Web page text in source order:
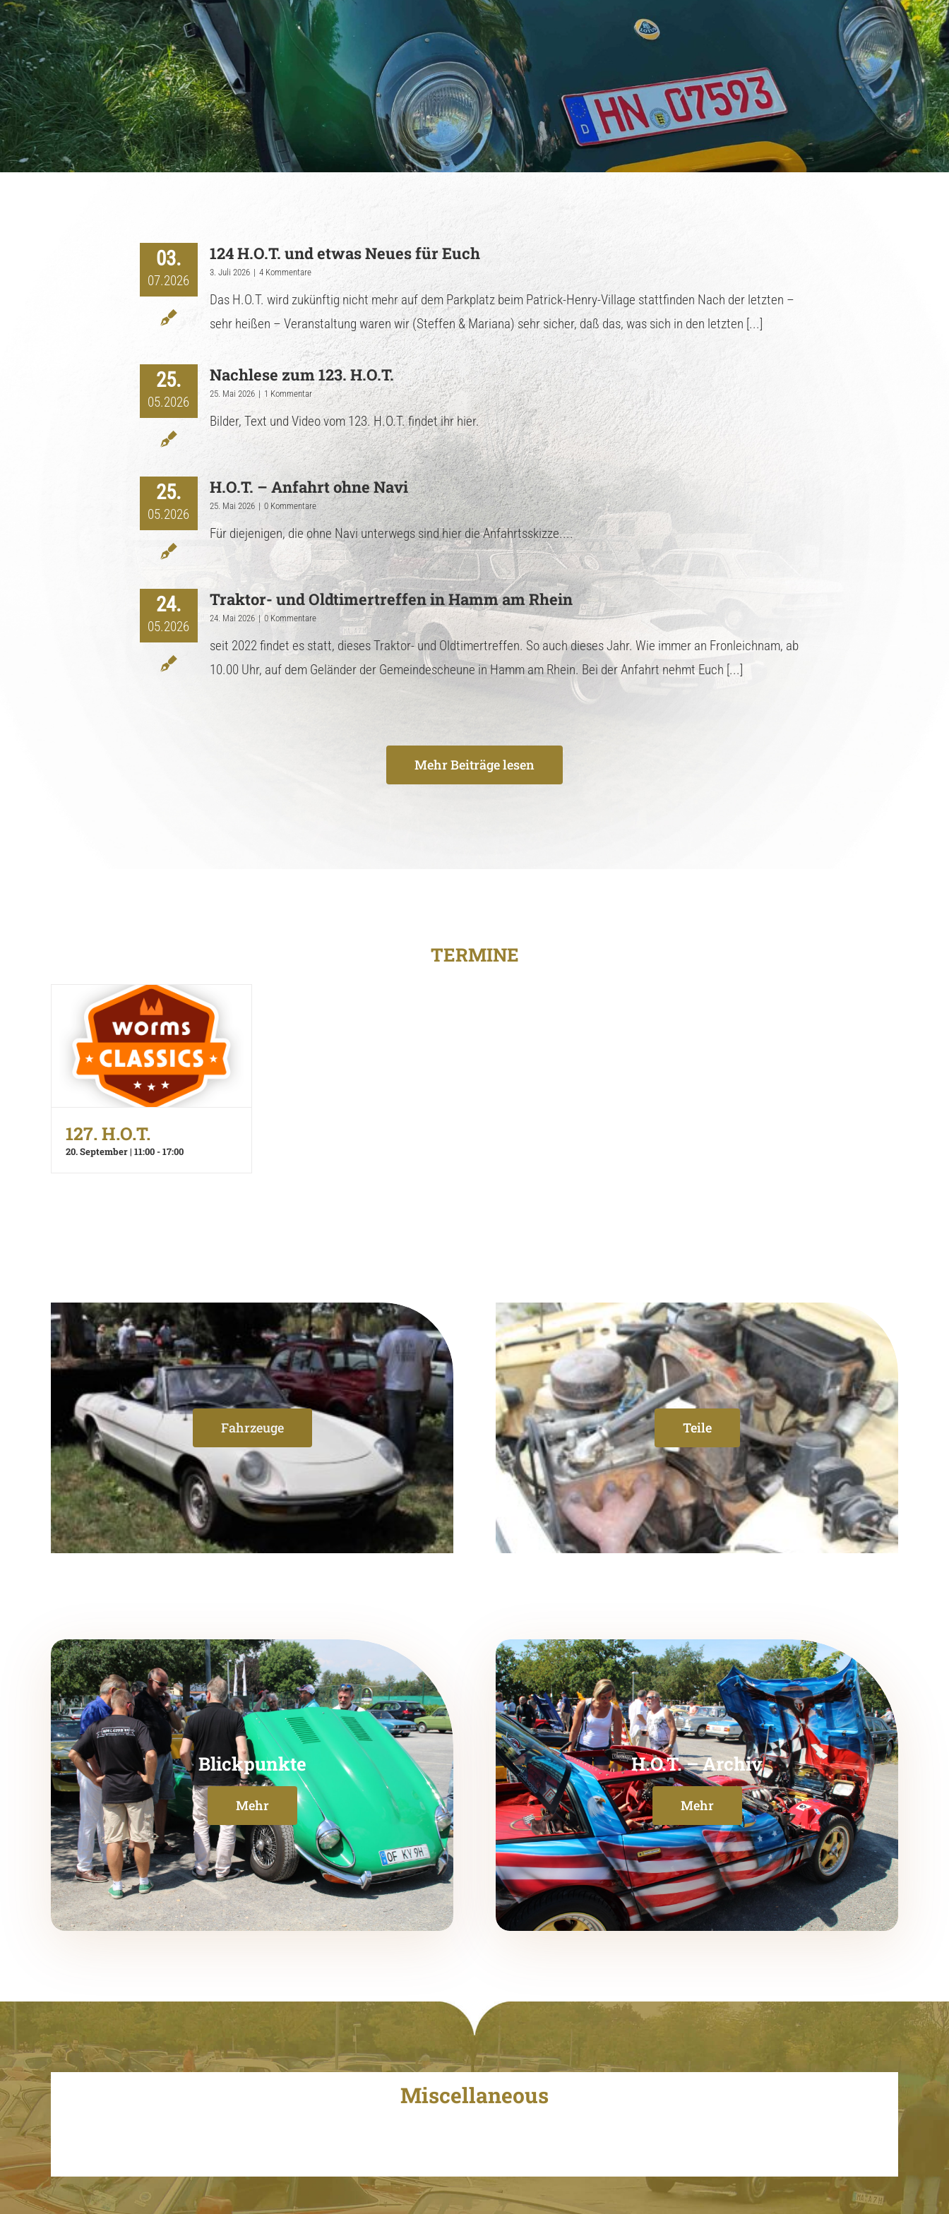
03.
07.2026
124 H.O.T. und etwas Neues für Euch
3. Juli 2026 | 4 Kommentare
Das H.O.T. wird zukünftig nicht mehr auf dem Parkplatz beim Patrick-Henry-Village stattfinden Nach der letzten –
sehr heißen – Veranstaltung waren wir (Steffen & Mariana) sehr sicher, daß das, was sich in den letzten [...]
25.
05.2026
Nachlese zum 123. H.O.T.
25. Mai 2026 | 1 Kommentar
Bilder, Text und Video vom 123. H.O.T. findet ihr hier.
25.
05.2026
H.O.T. – Anfahrt ohne Navi
25. Mai 2026 | 0 Kommentare
Für diejenigen, die ohne Navi unterwegs sind hier die Anfahrtsskizze....
24.
05.2026
Traktor- und Oldtimertreffen in Hamm am Rhein
24. Mai 2026 | 0 Kommentare
seit 2022 findet es statt, dieses Traktor- und Oldtimertreffen. So auch dieses Jahr. Wie immer an Fronleichnam, ab
10.00 Uhr, auf dem Geländer der Gemeindescheune in Hamm am Rhein. Bei der Anfahrt nehmt Euch [...]
Mehr Beiträge lesen
TERMINE
127. H.O.T.
20. September | 11:00-17:00
Fahrzeuge Teile
Blickpunkte
Mehr
H.O.T. – Archiv
Mehr
Miscellaneous